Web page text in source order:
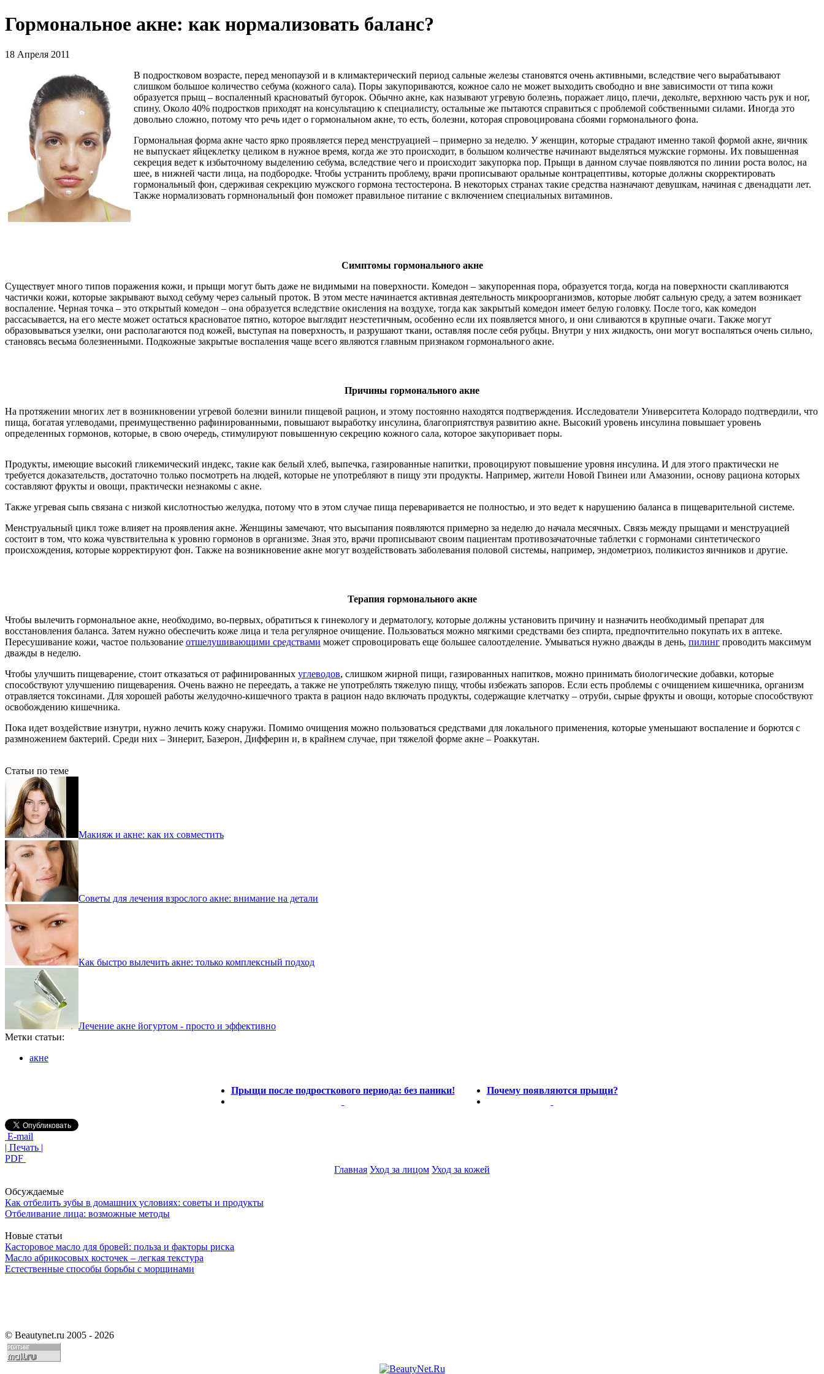
Гормональное акне: как нормализовать баланс?
18 Апреля 2011
В подростковом возрасте, перед менопаузой и в климактерический период сальные железы становятся очень активными, вследствие чего вырабатывают
слишком большое количество себума (кожного сала). Поры закупориваются, кожное сало не может выходить свободно и вне зависимости от типа кожи
образуется прыщ – воспаленный красноватый бугорок. Обычно акне, как называют угревую болезнь, поражает лицо, плечи, декольте, верхнюю часть рук и ног,
спину. Около 40% подростков приходят на консультацию к специалисту, остальные же пытаются справиться с проблемой собственными силами. Иногда это
довольно сложно, потому что речь идет о гормональном акне, то есть, болезни, которая спровоцирована сбоями гормонального фона.
Гормональная форма акне часто ярко проявляется перед менструацией – примерно за неделю. У женщин, которые страдают именно такой формой акне, яичник
не выпускает яйцеклетку целиком в нужное время, когда же это происходит, в большом количестве начинают выделяться мужские гормоны. Их повышенная
секреция ведет к избыточному выделению себума, вследствие чего и происходит закупорка пор. Прыщи в данном случае появляются по линии роста волос, на
шее, в нижней части лица, на подбородке. Чтобы устранить проблему, врачи прописывают оральные контрацептивы, которые должны скорректировать
гормональный фон, сдерживая секрекцию мужского гормона тестостерона. В некоторых странах такие средства назначают девушкам, начиная с двенадцати лет.
Также нормализовать гормнональный фон поможет правильное питание с включением специальных витаминов.
Симптомы гормонального акне
Существует много типов поражения кожи, и прыщи могут быть даже не видимыми на поверхности. Комедон – закупоренная пора, образуется тогда, когда на поверхности скапливаются
частички кожи, которые закрывают выход себуму через сальный проток. В этом месте начинается активная деятельность микроорганизмов, которые любят сальную среду, а затем возникает
воспаление. Черная точка – это открытый комедон – она образуется вследствие окисления на воздухе, тогда как закрытый комедон имеет белую головку. После того, как комедон
рассасывается, на его месте может остаться красноватое пятно, которое выглядит неэстетичным, особенно если их появляется много, и они сливаются в крупные очаги. Также могут
образовываться узелки, они располагаются под кожей, выступая на поверхность, и разрушают ткани, оставляя после себя рубцы. Внутри у них жидкость, они могут воспаляться очень сильно,
становясь весьма болезненными. Подкожные закрытые воспаления чаще всего являются главным признаком гормонального акне.
Причины гормонального акне
На протяжении многих лет в возникновении угревой болезни винили пищевой рацион, и этому постоянно находятся подтверждения. Исследователи Университета Колорадо подтвердили, что
пища, богатая углеводами, преимущественно рафинированными, повышают выработку инсулина, благоприятствуя развитию акне. Высокий уровень инсулина повышает уровень
определенных гормонов, которые, в свою очередь, стимулируют повышенную секрецию кожного сала, которое закупоривает поры.
Продукты, имеющие высокий гликемический индекс, такие как белый хлеб, выпечка, газированные напитки, провоцируют повышение уровня инсулина. И для этого практически не
требуется доказательств, достаточно только посмотреть на людей, которые не употребляют в пищу эти продукты. Например, жители Новой Гвинеи или Амазонии, основу рациона которых
составляют фрукты и овощи, практически незнакомы с акне.
Также угревая сыпь связана с низкой кислотностью желудка, потому что в этом случае пища переваривается не полностью, и это ведет к нарушению баланса в пищеварительной системе.
Менструальный цикл тоже влияет на проявления акне. Женщины замечают, что высыпания появляются примерно за неделю до начала месячных. Связь между прыщами и менструацией
состоит в том, что кожа чувствительна к уровню гормонов в организме. Зная это, врачи прописывают своим пациентам противозачаточные таблетки с гормонами синтетического
происхождения, которые корректируют фон. Также на возникновение акне могут воздействовать заболевания половой системы, например, эндометриоз, поликистоз яичников и другие.
Терапия гормонального акне
Чтобы вылечить гормональное акне, необходимо, во-первых, обратиться к гинекологу и дерматологу, которые должны установить причину и назначить необходимый препарат для
восстановления баланса. Затем нужно обеспечить коже лица и тела регулярное очищение. Пользоваться можно мягкими средствами без спирта, предпочтительно покупать их в аптеке.
Пересушивание кожи, частое пользование отшелушивающими средствами может спровоцировать еще большее салоотделение. Умываться нужно дважды в день, пилинг проводить максимум
дважды в неделю.
Чтобы улучшить пищеварение, стоит отказаться от рафинированных углеводов, слишком жирной пищи, газированных напитков, можно принимать биологические добавки, которые
способствуют улучшению пищеварения. Очень важно не переедать, а также не употреблять тяжелую пищу, чтобы избежать запоров. Если есть проблемы с очищением кишечника, организм
отравляется токсинами. Для хорошей работы желудочно-кишечного тракта в рацион надо включать продукты, содержащие клетчатку – отруби, сырые фрукты и овощи, которые способствуют
освобождению кишечника.
Пока идет воздействие изнутри, нужно лечить кожу снаружи. Помимо очищения можно пользоваться средствами для локального применения, которые уменьшают воспаление и борются с
размножением бактерий. Среди них – Зинерит, Базерон, Дифферин и, в крайнем случае, при тяжелой форме акне – Роаккутан.
Статьи по теме
Макияж и акне: как их совместить
Советы для лечения взрослого акне: внимание на детали
Как быстро вылечить акне: только комплексный подход
Лечение акне йогуртом - просто и эффективно
Метки статьи:
акне
Прыщи после подросткового периода: без паники! Почему появляются прыщи?
E-mail
| Печать |
PDF
Главная Уход за лицом Уход за кожей
Обсуждаемые
Как отбелить зубы в домашних условиях: советы и продукты
Отбеливание лица: возможные методы
Новые статьи
Касторовое масло для бровей: польза и факторы риска
Масло абрикосовых косточек – легкая текстура
Естественные способы борьбы с морщинами
© Beautynet.ru 2005 - 2026